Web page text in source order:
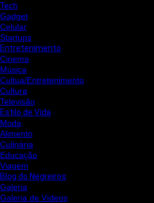
Tech
Gadget
Celular
Startups
Entretenimento
Cinema
Música
Cultua/Entretenimento
Cultura
Televisão
Estilo de Vida
Moda
Alimento
Culinária
Educação
Viagem
Blog do Negreiros
Galeria
Galeria de Vídeos